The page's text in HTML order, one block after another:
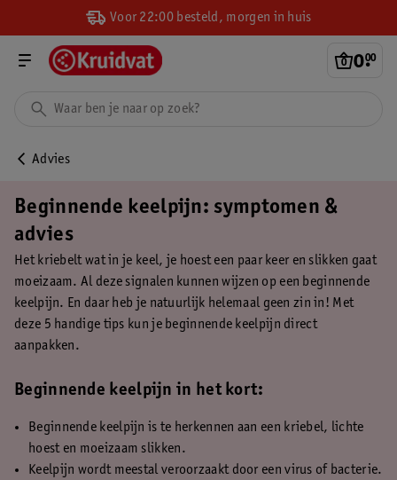
Voor 22:00 besteld, morgen in huis
0.
00
Advies
Beginnende keelpijn: symptomen &
advies
Het kriebelt wat in je keel, je hoest een paar keer en slikken gaat
moeizaam. Al deze signalen kunnen wijzen op een beginnende
keelpijn. En daar heb je natuurlijk helemaal geen zin in! Met
deze 5 handige tips kun je beginnende keelpijn direct
aanpakken.
Beginnende keelpijn in het kort:
Beginnende keelpijn is te herkennen aan een kriebel, lichte
hoest en moeizaam slikken.
Keelpijn wordt meestal veroorzaakt door een virus of bacterie.